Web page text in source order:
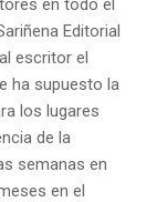
en todo el
Editorial
escritor el
ha supuesto la
los lugares
de la
semanas en
en el